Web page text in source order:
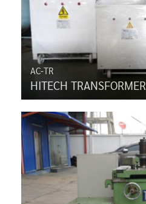
AC-TR
HITECH TRANSFORMER